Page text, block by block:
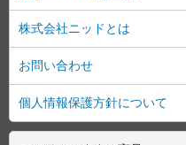
株式会社ニッドとは
お問い合わせ
個人情報保護方針について